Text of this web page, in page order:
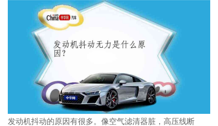
发动机抖动的原因有很多。像空气滤清器脏，高压线断